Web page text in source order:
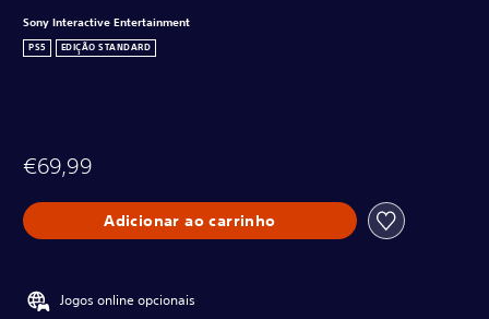
Sony Interactive Entertainment
PS5 EDIÇÃO STANDARD
€69,99
Adicionar ao carrinho
Jogos online opcionais